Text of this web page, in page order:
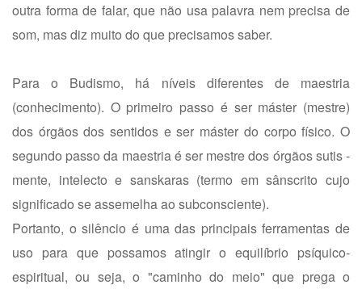
outra forma de falar, que não usa palavra nem precisa de
som, mas diz muito do que precisamos saber.
Para o Budismo, há níveis diferentes de maestria
(conhecimento). O primeiro passo é ser máster (mestre)
dos órgãos dos sentidos e ser máster do corpo físico. O
segundo passo da maestria é ser mestre dos órgãos sutis -
mente, intelecto e sanskaras (termo em sânscrito cujo
significado se assemelha ao subconsciente).
Portanto, o silêncio é uma das principais ferramentas de
uso para que possamos atingir o equilíbrio psíquico-
espiritual, ou seja, o "caminho do meio" que prega o